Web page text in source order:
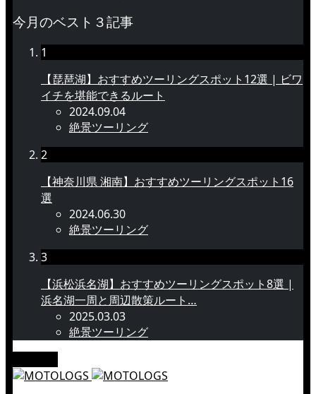
今月のベスト３記事
1
【琵琶湖】おすすめツーリングスポット12選 | ビワ
イチを堪能できるルート
2024.09.04
絶景ツーリング
2
【神奈川県 湘南】おすすめツーリングスポット16
選
2024.06.30
絶景ツーリング
3
【浜松浜名湖】おすすめツーリングスポット8選 |
浜名湖一周と周辺散策ルート…
2025.03.03
絶景ツーリング